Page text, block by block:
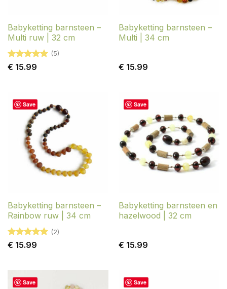
Babyketting barnsteen –
Multi ruw | 32 cm
Gewaardeerd
(5)
€ 15.99
Babyketting barnsteen –
Multi | 34 cm
€ 15.99
Save
Babyketting barnsteen –
Rainbow ruw | 34 cm
Gewaardeerd
(2)
€ 15.99
Save
Babyketting barnsteen en
hazelwood | 32 cm
€ 15.99
Save Save